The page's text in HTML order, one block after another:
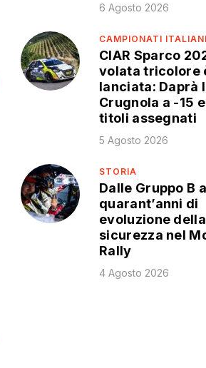
6 Agosto 2026
CAMPIONATI
CIAR Sparco
volata tricolore
lanciata: Daprà
Crugnola a -15
titoli assegnati
5 Agosto 2026
STORIA
Dalle Gruppo B
quarant’anni di
evoluzione della
sicurezza nel
Rally
4 Agosto 2026